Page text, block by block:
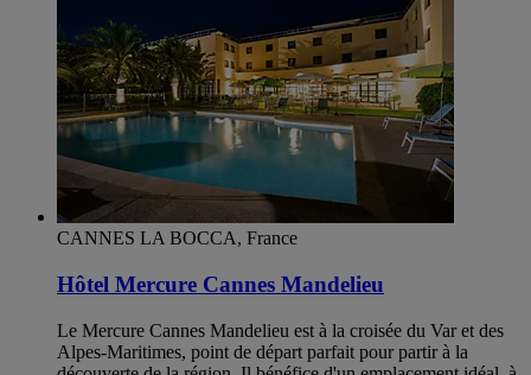
CANNES LA BOCCA, France
Hôtel Mercure Cannes Mandelieu
Le Mercure Cannes Mandelieu est à la croisée du Var et des
Alpes-Maritimes, point de départ parfait pour partir à la